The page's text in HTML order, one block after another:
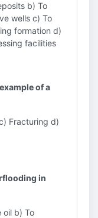
b) To
wells c) To
formation d)
facilities
of a
Fracturing d)
in
oil b) To